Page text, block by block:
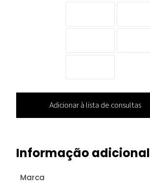
Adicionar à lista de consultas
Informação adicional
Marca